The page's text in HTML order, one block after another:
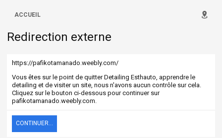
ACCUEIL
Redirection externe
https://pafikotamanado.weebly.com/
Vous êtes sur le point de quitter Detailing Esthauto, apprendre le
detailing et de visiter un site, nous n'avons aucun contrôle sur cela.
Cliquez sur le bouton ci-dessous pour continuer sur
pafikotamanado.weebly.com.
CONTINUER...